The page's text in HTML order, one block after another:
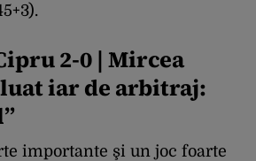
2-0 | Mircea
luat iar de arbitraj:
importante şi un joc foarte